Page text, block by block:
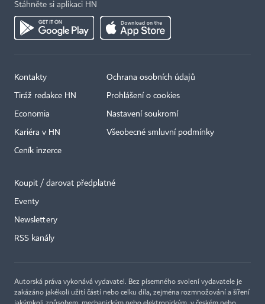
Stáhněte si aplikaci HN
Kontakty
Tiráž redakce HN
Economia
Kariéra v HN
Ceník inzerce
Ochrana osobních údajů
Prohlášení o cookies
Nastavení soukromí
Všeobecné smluvní podmínky
Koupit / darovat předplatné
Eventy
Newslettery
RSS kanály
Autorská práva vykonává vydavatel. Bez písemného svolení vydavatele je
zakázáno jakékoli užití částí nebo celku díla, zejména rozmnožování a šíření